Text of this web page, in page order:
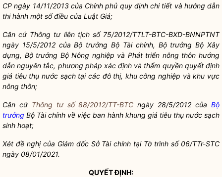
CP ngày 14/11/2013 của Chính phủ quy định chi tiết và hướng dẫn
thi hành một số điều của Luật Giá;
Căn cứ Thông tư liên tịch số 75/2012/TTLT-BTC-BXD-BNNPTNT
ngày 15/5/2012 của Bộ trưởng Bộ Tài chính, Bộ trưởng Bộ Xây
dựng, Bộ trưởng Bộ Nông nghiệp và Phát triển nông thôn hướng
dẫn nguyên tắc, phương pháp xác định và thẩm quyền quyết định
giá tiêu thụ nước sạch tại các đô thị, khu công nghiệp và khu vực
nông thôn;
Căn cứ Thông tư số 88/2012/TT-BTC ngày 28/5/2012 củaBộ
trưởng Bộ Tài chính về việc ban hành khung giá tiêu thụ nước sạch
sinh hoạt;
Xét đề nghị của Giám đốc Sở Tài chính tại Tờ trình số 06/TTr-STC
ngày 08/01/2021.
QUYẾT ĐỊNH: